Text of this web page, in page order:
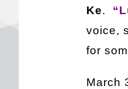
Ke.
voice,
for
March